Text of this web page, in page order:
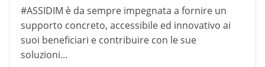
#ASSIDIM è da sempre impegnata a fornire un
supporto concreto, accessibile ed innovativo ai
suoi beneficiari e contribuire con le sue
soluzioni...